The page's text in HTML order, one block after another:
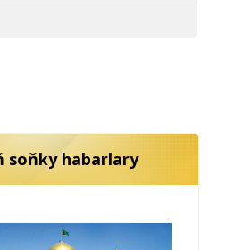
soňky habarlary